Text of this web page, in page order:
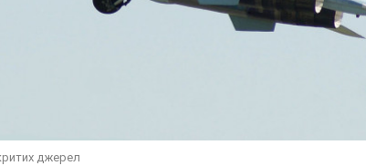
джерел